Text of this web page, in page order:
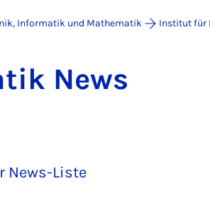
Informatik und Mathematik Institut für
News
News-Liste